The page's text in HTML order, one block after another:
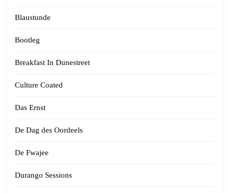
Blaustunde
Bootleg
Breakfast In Dunestreet
Culture Coated
Das Ernst
De Dag des Oordeels
De Fwajee
Durango Sessions